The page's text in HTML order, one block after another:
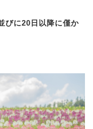
びに20日以降に僅か